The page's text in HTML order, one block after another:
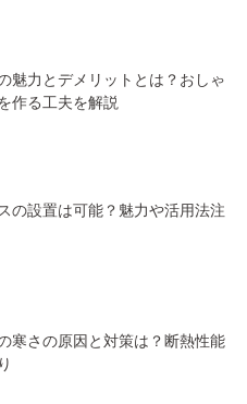
魅力とデメリットとは？おしゃ
作る工夫を解説
の設置は可能？魅力や活用法注
寒さの原因と対策は？断熱性能